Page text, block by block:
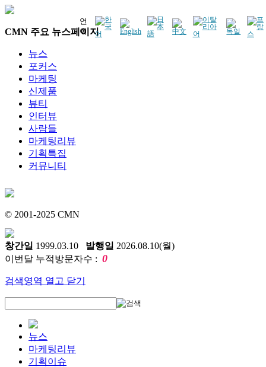
언
어
CMN 주요 뉴스페이지
뉴스
포커스
마케팅
신제품
뷰티
인터뷰
사람들
마케팅리뷰
기획특집
커뮤니티
© 2001-2025 CMN
창간일 1999.03.10 발행일 2026.08.10(월)
이번달 누적방문자수 : 0
검색영역 열고 닫기
뉴스
마케팅리뷰
기획이슈